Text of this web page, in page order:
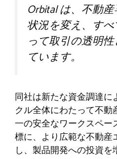
Orbital は、不動
状況を変え、す
って取引の透明
ています。
同社は新たな資金調達に
クル全体にわたって不
一の安全なワークスペー
標に、より広範な不動産
し、製品開発への投資を